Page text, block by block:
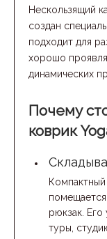
Нескользящий
создан
подходит для
хорошо
динамических
Почему
коврик
рюкзак. Его
туры,